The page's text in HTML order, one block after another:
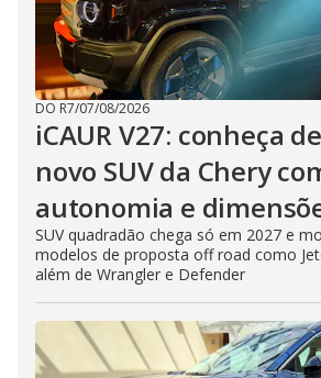
DO R7/07/08/2026
iCAUR V27: conheça
novo SUV da Chery
autonomia e
SUV quadradão chega só em 2027 e
modelos de proposta off road como
além de Wrangler e Defender